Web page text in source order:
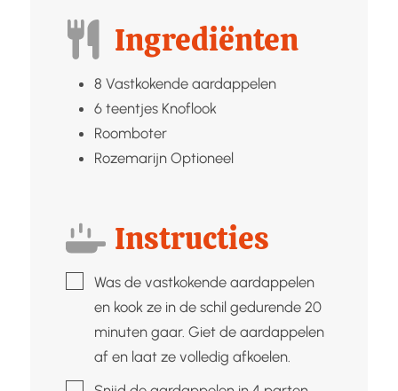
Ingrediënten
8 Vastkokende aardappelen
6 teentjes Knoflook
Roomboter
Rozemarijn Optioneel
Instructies
▢Was de vastkokende aardappelen
en kook ze in de schil gedurende 20
minuten gaar. Giet de aardappelen
af en laat ze volledig afkoelen.
▢